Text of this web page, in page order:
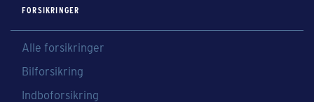
FORSIKRINGER
Alle forsikringer
Bilforsikring
Indboforsikring